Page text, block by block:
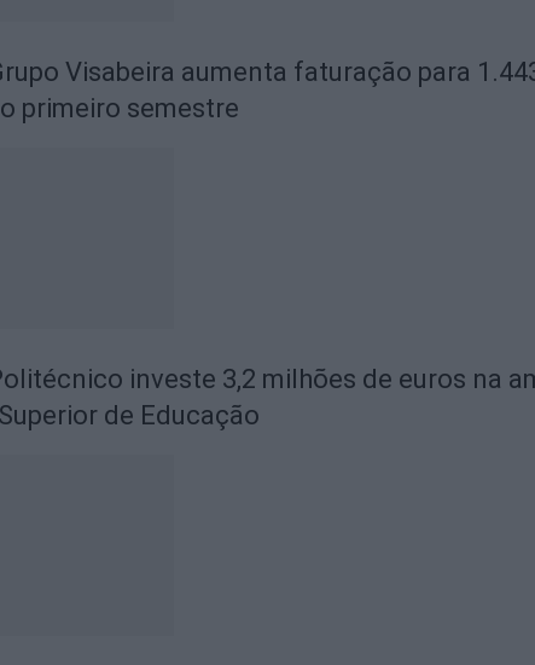
Visabeira aumenta faturação para
primeiro semestre
investe 3,2 milhões de euros na
de Educação